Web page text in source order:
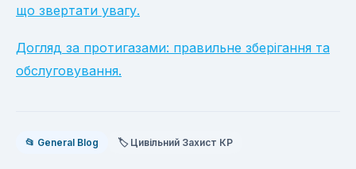
що звертати увагу.
Догляд за протигазами: правильне зберігання та
обслуговування.
📂 General Blog 🏷️ Цивільний Захист КР